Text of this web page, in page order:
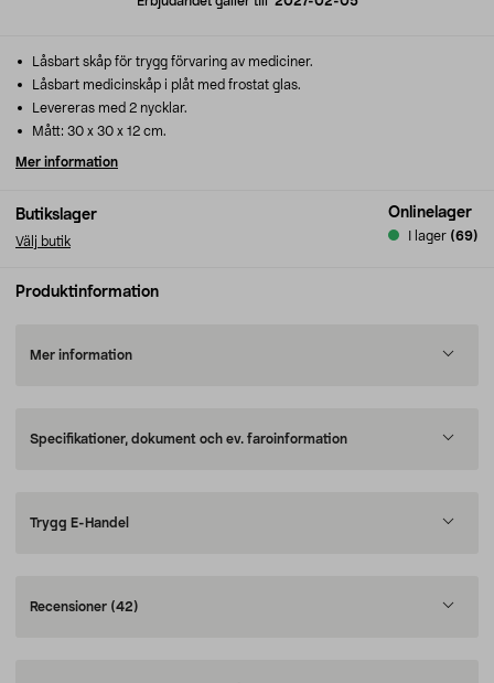
Butikslager
Välj butik
Onlinelager
I lager (69)
Låsbart skåp för trygg förvaring av mediciner.
Låsbart medicinskåp i plåt med frostat glas.
Levereras med 2 nycklar.
Mått: 30 x 30 x 12 cm.
Mer information
Produktinformation
Mer information
Specifikationer, dokument och ev. faroinformation
Trygg E-Handel
Recensioner (42)